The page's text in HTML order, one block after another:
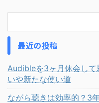
最近の投稿
Audibleを3ヶ月休会して
いや新たな使い道
ながら聴きは効率的？3